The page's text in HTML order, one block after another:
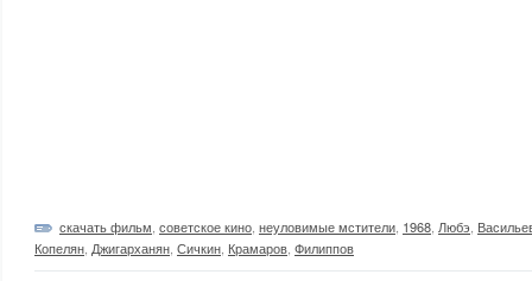
скачать фильм советское кино неуловимые мстители 1968 Любэ
Копелян Джигарханян Сичкин Крамаров Филиппов